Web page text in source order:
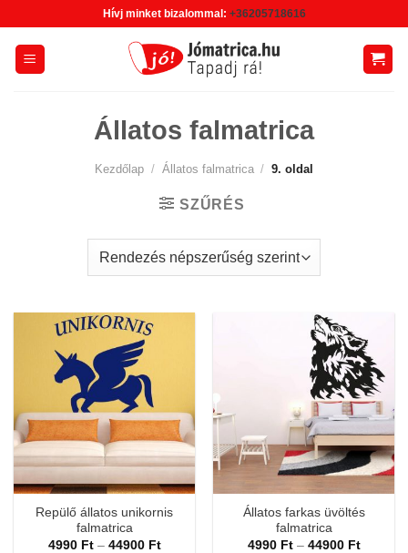
content
Hívj minket bizalommal: +36205718616
Állatos falmatrica
Kezdőlap / Állatos falmatrica / 9. oldal
SZŰRÉS
Repülő állatos unikornis
falmatrica
4990 Ft – 44900 FtÁrtartomány:
Állatos farkas üvöltés
falmatrica
4990 Ft – 44900 Ft